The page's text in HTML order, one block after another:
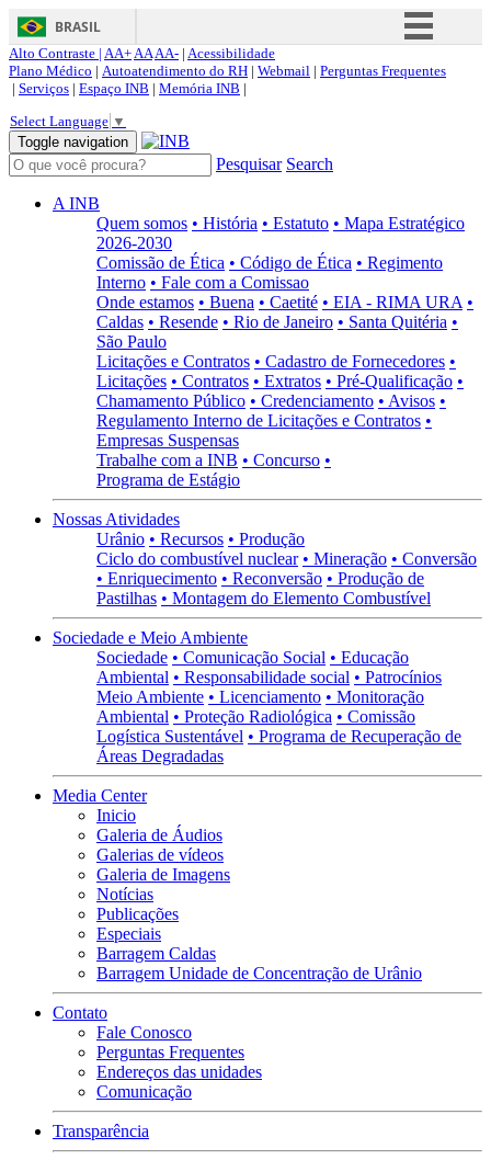
BRASIL
Simplifique!
Acesso à informação
Canais
Alto Contraste | AA+AAAA- | Acessibilidade
Plano Médico | Autoatendimento do RH | Webmail | Perguntas Frequentes
| Serviços | Espaço INB | Memória INB |
Select Language ▼
Toggle navigation
Pesquisar Search
A INB
Quem somos • História • Estatuto • Mapa Estratégico
2026-2030
Comissão de Ética • Código de Ética • Regimento
Interno • Fale com a Comissao
Onde estamos • Buena • Caetité • EIA - RIMA URA •
Caldas • Resende • Rio de Janeiro • Santa Quitéria •
São Paulo
Licitações e Contratos • Cadastro de Fornecedores •
Licitações • Contratos • Extratos • Pré-Qualificação •
Chamamento Público • Credenciamento • Avisos •
Regulamento Interno de Licitações e Contratos •
Empresas Suspensas
Trabalhe com a INB • Concurso •
Programa de Estágio
Nossas Atividades
Urânio • Recursos • Produção
Ciclo do combustível nuclear • Mineração • Conversão
• Enriquecimento • Reconversão • Produção de
Pastilhas • Montagem do Elemento Combustível
Sociedade e Meio Ambiente
Sociedade • Comunicação Social • Educação
Ambiental • Responsabilidade social • Patrocínios
Meio Ambiente • Licenciamento • Monitoração
Ambiental • Proteção Radiológica • Comissão
Logística Sustentável • Programa de Recuperação de
Áreas Degradadas
Media Center
Inicio
Galeria de Áudios
Galerias de vídeos
Galeria de Imagens
Notícias
Publicações
Especiais
Barragem Caldas
Barragem Unidade de Concentração de Urânio
Contato
Fale Conosco
Perguntas Frequentes
Endereços das unidades
Comunicação
Transparência